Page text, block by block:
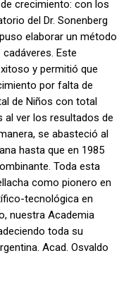
crecimiento: con los
del Dr. Sonenberg
elaborar un método
Este
y permitió que
por falta de
de Niños con total
ver los resultados de
se abasteció al
hasta que en 1985
Toda esta
como pionero en
tecnológica en
nuestra Academia
toda su
Acad. Osvaldo